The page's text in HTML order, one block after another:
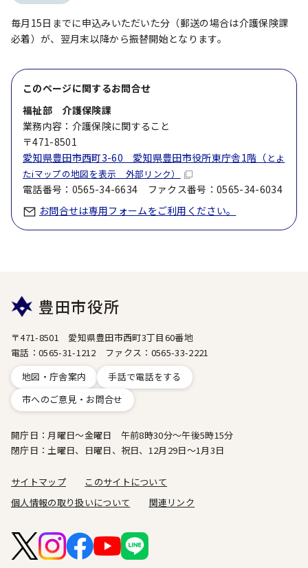
毎月15日までに申込みいただいた分（郵送の場合は介護保険課
必着）が、翌月末以降から振替開始となります。
このページに関するお問合せ
福祉部 介護保険課
業務内容：介護保険に関すること
〒471-8501
愛知県豊田市西町3-60 愛知県豊田市役所東庁舎1階（ とよ
たiマップの地図を表示 外部リンク）
電話番号：0565-34-6634 ファクス番号：0565-34-6034
お問合せは専用フォームをご利用ください。
豊田市役所
〒471-8501 愛知県豊田市西町3丁目60番地
電話：0565-31-1212 ファクス：0565-33-2221
地図・庁舎案内
手話で電話をする
市へのご意見・お問合せ
開庁日：月曜日～金曜日 午前8時30分～午後5時15分
閉庁日：土曜日、日曜日、祝日、12月29日～1月3日
サイトマップ
このサイトについて
個人情報の取り扱いについて
関連リンク